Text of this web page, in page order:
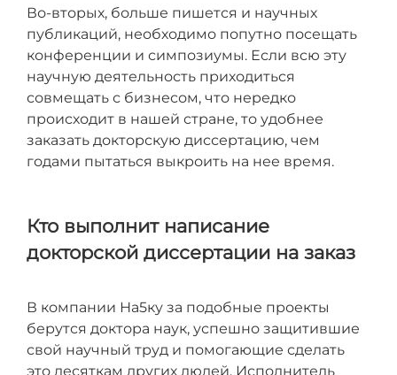
Во-вторых, больше пишется и научных
публикаций, необходимо попутно посещать
конференции и симпозиумы. Если всю эту
научную деятельность приходиться
совмещать с бизнесом, что нередко
происходит в нашей стране, то удобнее
заказать докторскую диссертацию, чем
годами пытаться выкроить на нее время.
Кто выполнит написание
докторской диссертации на заказ
В компании На5ку за подобные проекты
берутся доктора наук, успешно защитившие
свой научный труд и помогающие сделать
это десяткам других людей. Исполнитель